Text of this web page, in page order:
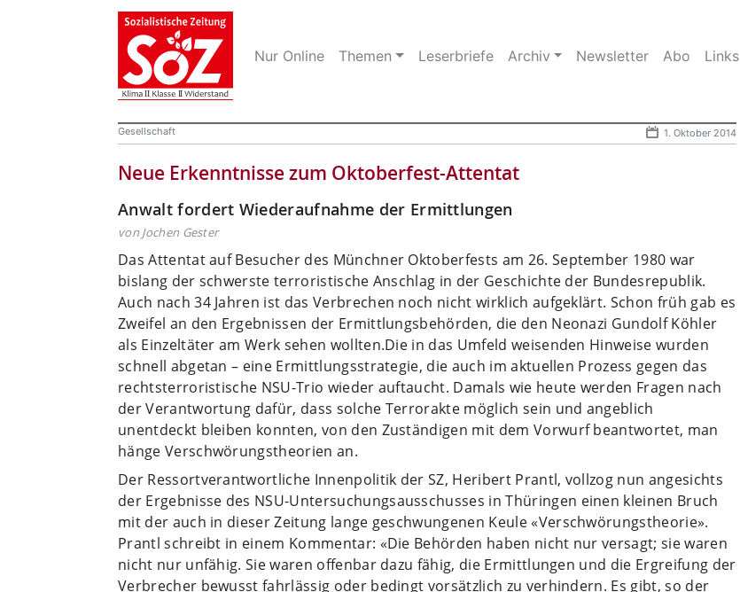
Nur Online Themen Leserbriefe Archiv Newsletter Abo Links
Gesellschaft 1. Oktober 2014
Neue Erkenntnisse zum Oktoberfest-Attentat
Anwalt fordert Wiederaufnahme der Ermittlungen
von Jochen Gester
Das Attentat auf Besucher des Münchner Oktoberfests am 26. September 1980 war
bislang der schwerste terroristische Anschlag in der Geschichte der Bundesrepublik.
Auch nach 34 Jahren ist das Verbrechen noch nicht wirklich aufgeklärt. Schon früh gab es
Zweifel an den Ergebnissen der Ermittlungsbehörden, die den Neonazi Gundolf Köhler
als Einzeltäter am Werk sehen wollten.Die in das Umfeld weisenden Hinweise wurden
schnell abgetan – eine Ermittlungsstrategie, die auch im aktuellen Prozess gegen das
rechtsterroristische NSU-Trio wieder auftaucht. Damals wie heute werden Fragen nach
der Verantwortung dafür, dass solche Terrorakte möglich sein und angeblich
unentdeckt bleiben konnten, von den Zuständigen mit dem Vorwurf beantwortet, man
hänge Verschwörungstheorien an.
Der Ressortverantwortliche Innenpolitik der SZ, Heribert Prantl, vollzog nun angesichts
der Ergebnisse des NSU-Untersuchungsausschusses in Thüringen einen kleinen Bruch
mit der auch in dieser Zeitung lange geschwungenen Keule «Verschwörungstheorie».
Prantl schreibt in einem Kommentar: «Die Behörden haben nicht nur versagt; sie waren
nicht nur unfähig. Sie waren offenbar dazu fähig, die Ermittlungen und die Ergreifung der
Verbrecher bewusst fahrlässig oder bedingt vorsätzlich zu verhindern. Es gibt, so der